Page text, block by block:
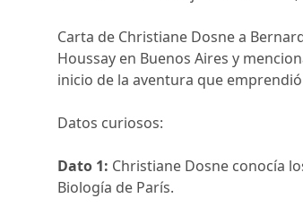
Carta de Christiane Dosne a
Houssay en Buenos Aires y
inicio de la aventura que
Datos curiosos:
Dato 1: Christiane Dosne conocía
Biología de París.